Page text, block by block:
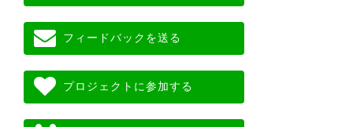
フィードバックを送る
プロジェクトに参加する